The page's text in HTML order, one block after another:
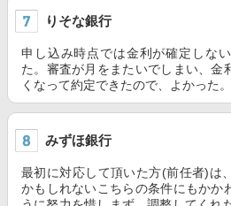
りそな銀行
申し込み時点では金利が確定しな
た。審査が月をまたいでしまい、金
くなって約定できたので、よかった
みずほ銀行
最初に対応して頂いた方(前任者)は
かもしれないこちらの条件にもかか